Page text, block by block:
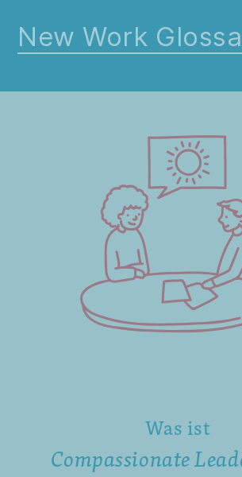
New Work
Was ist
Compassionate